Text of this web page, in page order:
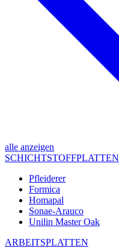
alle anzeigen
SCHICHTSTOFFPLATTEN
Pfleiderer
Formica
Homapal
Sonae-Arauco
Unilin Master Oak
ARBEITSPLATTEN